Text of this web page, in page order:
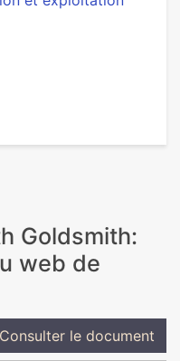
Goldsmith:
web de
Consulter le document